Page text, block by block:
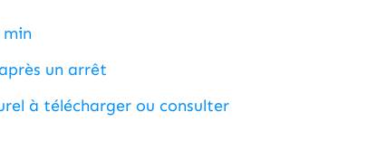
min
un arrêt
à télécharger ou consulter